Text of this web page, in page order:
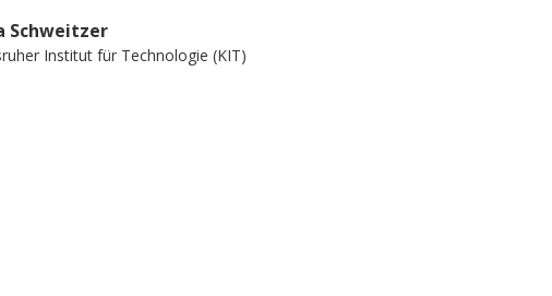
Schweitzer
Institut für Technologie (KIT)